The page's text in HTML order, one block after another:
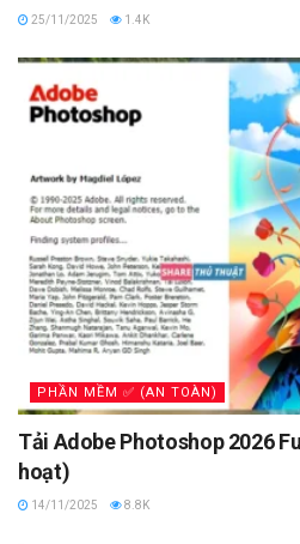
25/11/2025 1.4K
PHẦN MỀM ✅ (AN TOÀN)
Tải Adobe Photoshop 2026
hoạt)
14/11/2025 8.8K